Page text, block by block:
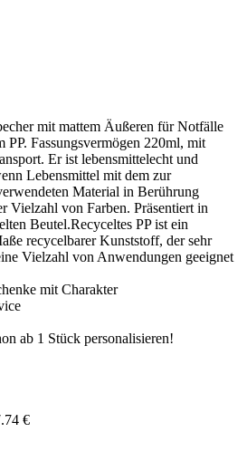
mit mattem Äußeren für Notfälle
PP. Fassungsvermögen 220ml, mit
Er ist lebensmittelecht und
Lebensmittel mit dem zur
Material in Berührung
Vielzahl von Farben. Präsentiert in
Beutel.Recyceltes PP ist ein
recycelbarer Kunststoff, der sehr
Vielzahl von Anwendungen geeignet
mit Charakter
ab 1 Stück personalisieren!
€